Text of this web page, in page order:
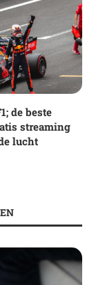
de beste
streaming
lucht